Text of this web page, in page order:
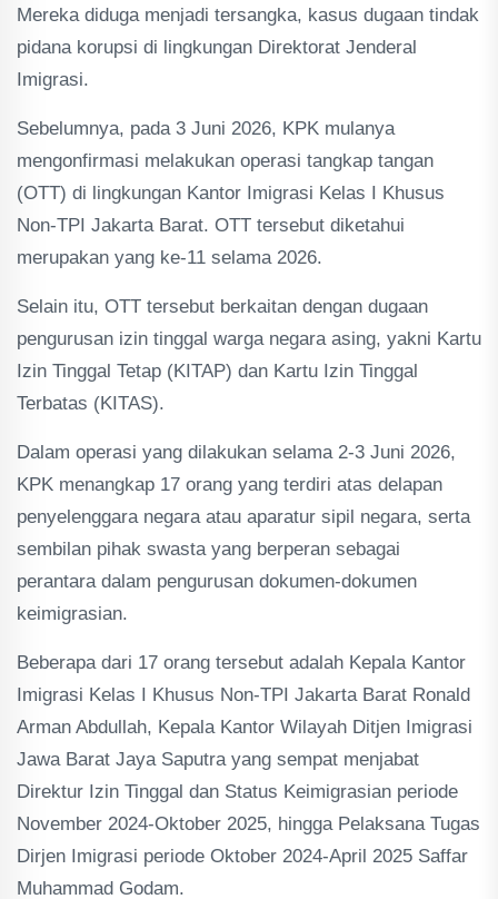
Mereka diduga menjadi tersangka, kasus dugaan tindak
pidana korupsi di lingkungan Direktorat Jenderal
Imigrasi.
Sebelumnya, pada 3 Juni 2026, KPK mulanya
mengonfirmasi melakukan operasi tangkap tangan
(OTT) di lingkungan Kantor Imigrasi Kelas I Khusus
Non-TPI Jakarta Barat. OTT tersebut diketahui
merupakan yang ke-11 selama 2026.
Selain itu, OTT tersebut berkaitan dengan dugaan
pengurusan izin tinggal warga negara asing, yakni Kartu
Izin Tinggal Tetap (KITAP) dan Kartu Izin Tinggal
Terbatas (KITAS).
Dalam operasi yang dilakukan selama 2-3 Juni 2026,
KPK menangkap 17 orang yang terdiri atas delapan
penyelenggara negara atau aparatur sipil negara, serta
sembilan pihak swasta yang berperan sebagai
perantara dalam pengurusan dokumen-dokumen
keimigrasian.
Beberapa dari 17 orang tersebut adalah Kepala Kantor
Imigrasi Kelas I Khusus Non-TPI Jakarta Barat Ronald
Arman Abdullah, Kepala Kantor Wilayah Ditjen Imigrasi
Jawa Barat Jaya Saputra yang sempat menjabat
Direktur Izin Tinggal dan Status Keimigrasian periode
November 2024-Oktober 2025, hingga Pelaksana Tugas
Dirjen Imigrasi periode Oktober 2024-April 2025 Saffar
Muhammad Godam.